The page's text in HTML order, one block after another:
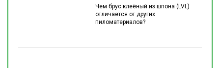
Чем брус клеёный из шпона (LVL)
отличается от других
пиломатериалов?